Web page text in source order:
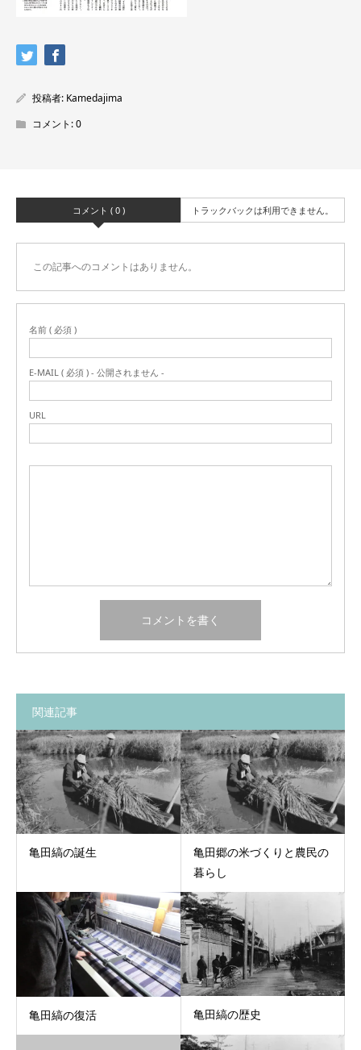
投稿者: Kamedajima
コメント:0
コメント ( 0 ) トラックバックは利用できません。
この記事へのコメントはありません。
名前 ( 必須 )
E-MAIL ( 必須 ) - 公開されません -
URL
関連記事
亀田縞の誕生
亀田郷の米づくりと農民の
暮らし
亀田縞の復活 亀田縞の歴史